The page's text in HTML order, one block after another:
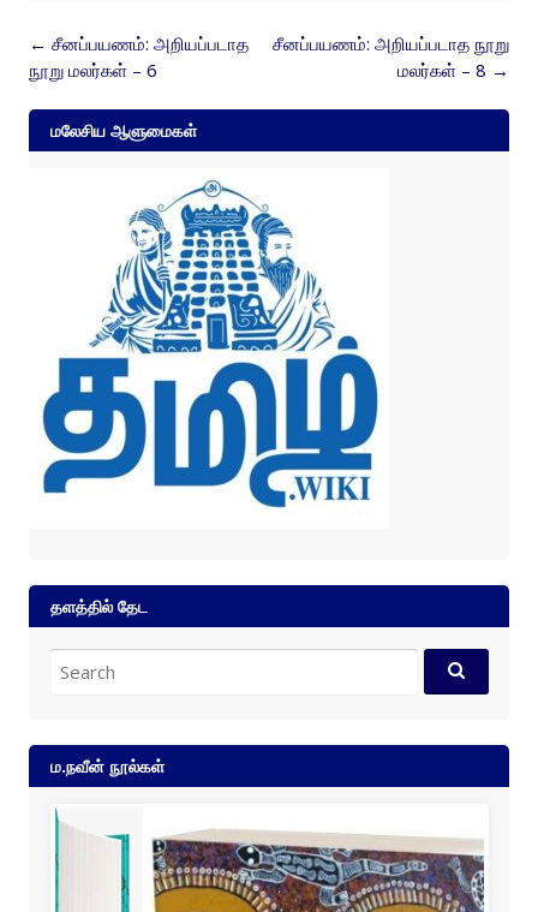
Post
navigation
← சீனப்பயணம்: அறியப்படாத
நூறு மலர்கள் – 6
சீனப்பயணம்: அறியப்படாத நூறு
மலர்கள் – 8 →
மலேசிய ஆளுமைகள்
தளத்தில் தேட
for:
ம.நவீன் நூல்கள்